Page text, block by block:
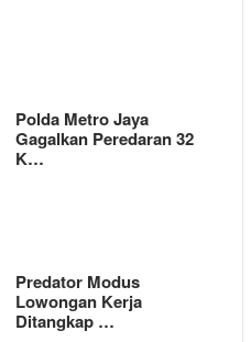
Polda Metro Jaya
Gagalkan Peredaran 32
K…
Predator Modus
Lowongan Kerja
Ditangkap …